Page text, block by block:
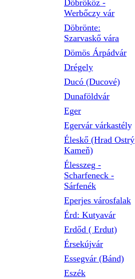
Döbrököz -
Werbőczy vár
Döbrönte:
Szarvaskő vára
Dömös Árpádvár
Drégely
Ducó (Ducové)
Dunaföldvár
Eger
Egervár várkastély
Éleskő (Hrad Ostrý
Kameň)
Élesszeg -
Scharfeneck -
Sárfenék
Eperjes városfalak
Érd: Kutyavár
Erdőd ( Erdut)
Érsekújvár
Essegvár (Bánd)
Eszék